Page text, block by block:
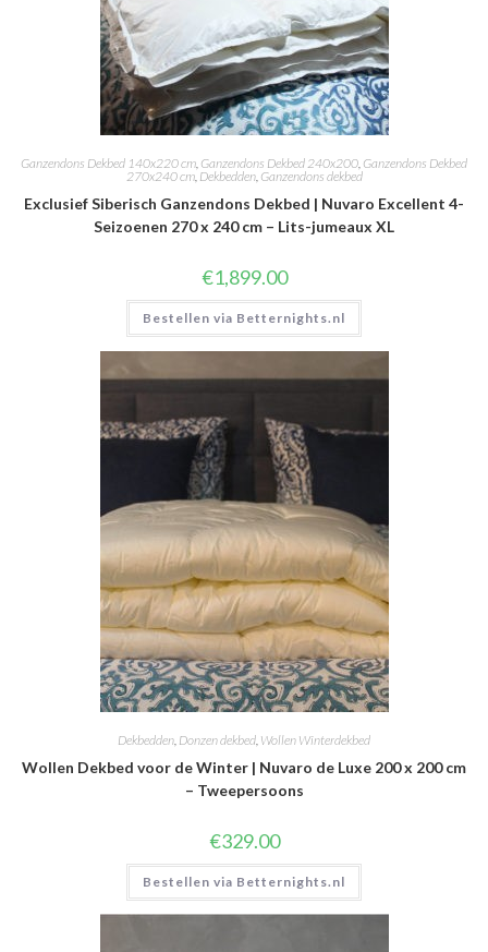
Ganzendons Dekbed 140x220 cm, Ganzendons Dekbed 240x200, Ganzendons Dekbed
270x240 cm, Dekbedden, Ganzendons dekbed
Exclusief Siberisch Ganzendons Dekbed | Nuvaro Excellent 4-
Seizoenen 270 x 240 cm – Lits-jumeaux XL
€1,899.00
Bestellen via Betternights.nl
Dekbedden Donzen dekbed Wollen Winterdekbed
Wollen Dekbed voor de Winter | Nuvaro de Luxe 200 x 200 cm
– Tweepersoons
€329.00
Bestellen via Betternights.nl